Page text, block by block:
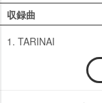
収録曲
1. TARINAI